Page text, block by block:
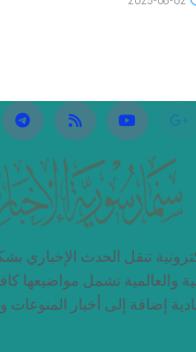
تنقل الحدث الإخباري
والعالمية تشمل مواضيعها
إضافة إلى أخبار المنوعات